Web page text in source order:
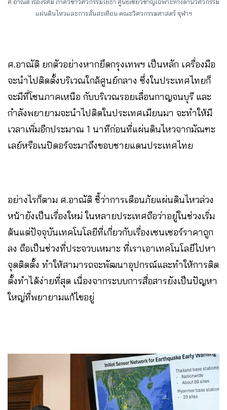
แผ่นดินไหวและการสั่นสะเทือน คณะวิศวกรรมศาสตร์ จุฬาฯ
ศ.อาณัติ ยกตัวอย่างหากยึดกรุงเทพฯ เป็นหลัก เครื่องมือ
จะนำไปติดตั้งบริเวณใกล้ศูนย์กลาง ซึ่งในประเทศไทยก็
จะมีที่โซนภาคเหนือ กับบริเวณรอยเลื่อนกาญจนบุรี และ
กำลังพยายามจะนำไปติดในประเทศเมียนมา จะทำให้มี
เวลาเพิ่มอีกประมาณ 1 นาทีก่อนที่แผ่นดินไหวจากมัณฑะ
เลย์หรือเนปิดอร์จะมาถึงขอบชายแดนประเทศไทย
อย่างไรก็ตาม ศ.อาณัติ ชี้ว่าการเตือนภัยแผ่นดินไหวล่วง
หน้ายังเป็นเรื่องใหม่ ในหลายประเทศถือว่าอยู่ในช่วงเริ่ม
ต้นแต่ปัจจุบันเทคโนโลยีที่เกี่ยวกับเรื่องเซนเซอร์ราคาถูก
ลง ถือเป็นช่วงที่ประจวบเหมาะ ที่เราเอาเทคโนโลยีไปหา
จุดติดตั้ง ทำให้สามารถจะพัฒนาอุปกรณ์และทำให้การติด
ตั้งทำได้ง่ายที่สุด เนื่องจากระบบการสื่อสารยังเป็นปัญหา
ใหญ่ที่พยายามแก้ไขอยู่